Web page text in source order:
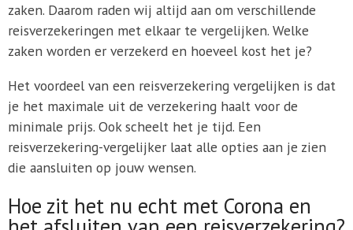
zaken. Daarom raden wij altijd aan om verschillende
reisverzekeringen met elkaar te vergelijken. Welke
zaken worden er verzekerd en hoeveel kost het je?
Het voordeel van een reisverzekering vergelijken is dat
je het maximale uit de verzekering haalt voor de
minimale prijs. Ook scheelt het je tijd. Een
reisverzekering-vergelijker laat alle opties aan je zien
die aansluiten op jouw wensen.
Hoe zit het nu echt met Corona en